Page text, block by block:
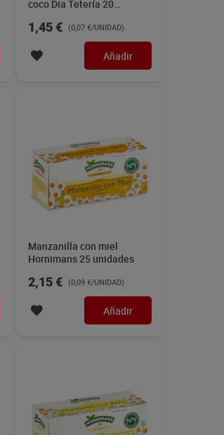
coco Dia Tetería 20
1,45 € (0,07 €/UNIDAD)
Añadir
Manzanilla con miel
Hornimans 25 unidades
2,15 € (0,09 €/UNIDAD)
Añadir